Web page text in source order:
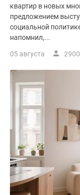
Максквартир в новых
предложением
социальной
напомнил,...
05 августа 2900